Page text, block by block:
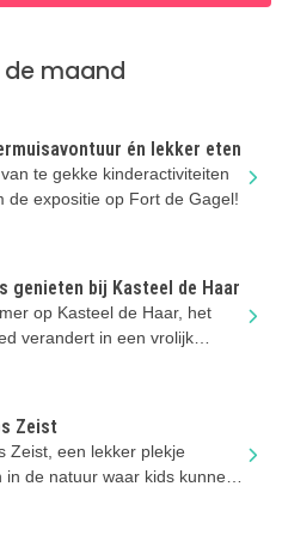
de maand
én lekker eten
te gekke kinderactiviteiten
de expositie op Fort de Gagel!
genieten bij Kasteel de Haar
op Kasteel de Haar, het
verandert in een vrolijk
Zeist
Zeist, een lekker plekje
in de natuur waar kids kunnen